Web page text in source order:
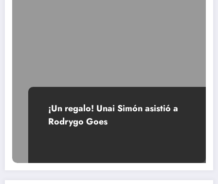
¡Un regalo! Unai Simón asistió a
Rodrygo Goes